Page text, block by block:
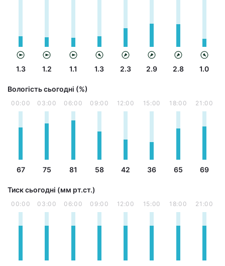
1.3 1.2 1.1 1.3 2.3 2.9 2.8 1.0
Вологість сьогодні (%)
00:00
67
03:00
75
06:00
81
09:00
58
12:00
42
15:00
36
18:00
65
21:00
69
Тиск сьогодні (мм рт.ст.)
00:00 03:00 06:00 09:00 12:00 15:00 18:00 21:00